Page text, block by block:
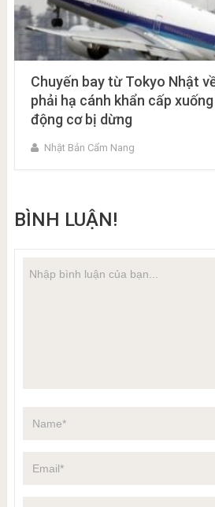
Chuyến bay từ Tokyo Nhật
phải hạ cánh khẩn cấp
động cơ bị dừng
Nhật Bản Cẩm Nang
BÌNH LUẬN!